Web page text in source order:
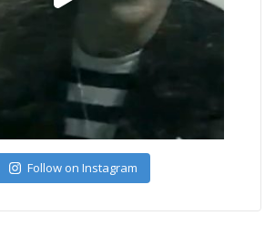
Follow on Instagram